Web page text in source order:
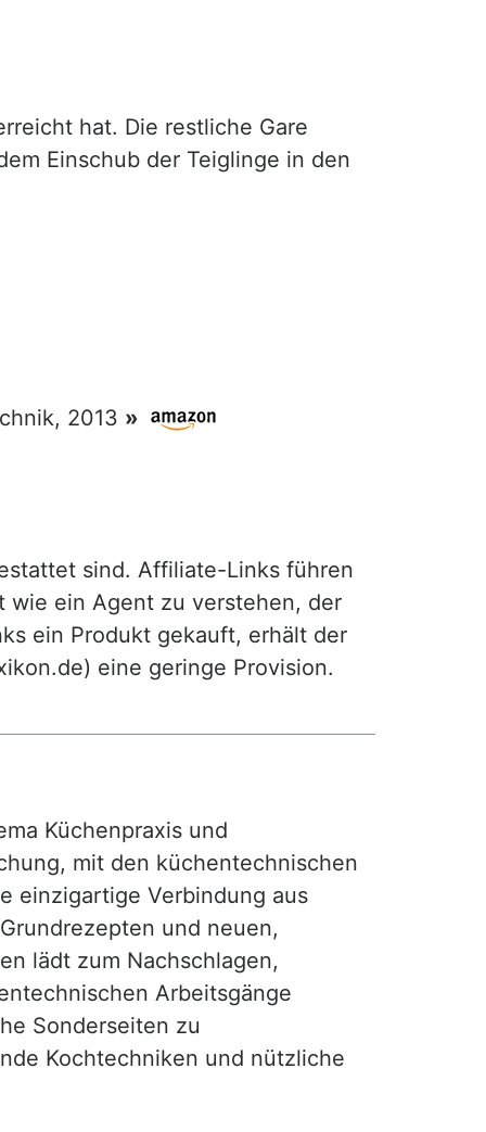
hat. Die restliche Gare
Einschub der Teiglinge in den
2013 »
sind. Affiliate-Links führen
wie ein Agent zu verstehen, der
ein Produkt gekauft, erhält der
eine geringe Provision.
Küchenpraxis und
mit den küchentechnischen
einzigartige Verbindung aus
und neuen,
lädt zum Nachschlagen,
Arbeitsgänge
Sonderseiten zu
Kochtechniken und nützliche